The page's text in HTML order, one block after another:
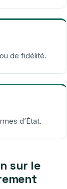
de fidélité.
d’État.
sur le